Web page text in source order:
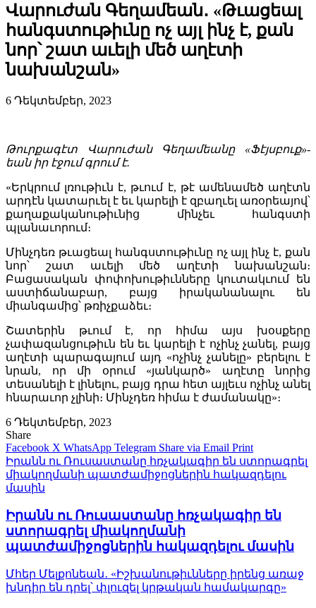
Վարուժան Գեղամեան․ «Թւացեալ
հանգստութիւնը ոչ այլ ինչ է, քան
նոր՝ շատ աւելի մեծ աղէտի
նախանշան»
6 Դեկտեմբեր, 2023
Թուրքագէտ Վարուժան Գեղամեանը «Ֆէյսբուք»-
եան իր էջում գրում է.
«Երկրում լռութիւն է, թւում է, թէ ամենամեծ աղէտն
արդէն կատարւել է եւ կարելի է զբաղւել առօրեայով՝
քաղաքականութիւնից մինչեւ հանգստի
պլանաւորում։
Մինչդեռ թւացեալ հանգստութիւնը ոչ այլ ինչ է, քան
նոր՝ շատ աւելի մեծ աղէտի նախանշան։
Բացասական փոփոխութիւնները կուտակւում են
աստիճանաբար, բայց իրականանալու են
միանգամից՝ թռիչքաձեւ։
Շատերին թւում է, որ հիմա այս խօսքերը
չափազանցութիւն են եւ կարելի է ոչինչ չանել, բայց
աղէտի պարագայում այդ «ոչինչ չանելը» բերելու է
նրան, որ մի օրում «յանկարծ» աղէտը նորից
տեսանելի է լինելու, բայց դրա հետ այլեւս ոչինչ անել
հնարաւոր չլինի։ Մինչդեռ հիմա է ժամանակը»։
6 Դեկտեմբեր, 2023
Share
Facebook X WhatsApp Telegram Share via Email Print
Իրանն ու Ռուսաստանը հռչակագիր են ստորագրել
միակողմանի պատժամիջոցներին հակազդելու
մասին
Իրանն ու Ռուսաստանը հռչակագիր են
ստորագրել միակողմանի
պատժամիջոցներին հակազդելու մասին
Մհեր Մելքոնեան․ «Իշխանութիւնները իրենց առաջ
խնդիր են դրել՝ փլուզել կրթական համակարգը»